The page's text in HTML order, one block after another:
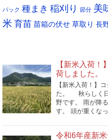
パック 種まき 稲刈り 節分 美
米 育苗 苗箱の伏せ 草取り 長
【新米入荷！
荷しました。
【新米入荷！】
た。 秋らしく日
野です。 雨が降
す。 頭が重くな
令和6年産新米